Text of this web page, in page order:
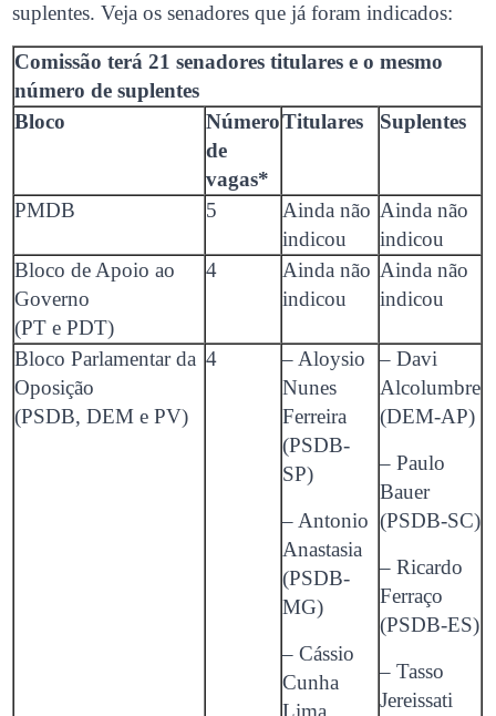
suplentes. Veja os senadores que já foram indicados:
Comissão terá 21 senadores titulares e o mesmo
número de suplentes
Bloco
Número
de
vagas*
Titulares Suplentes
PMDB 5
Ainda não
indicou
Ainda não
indicou
Bloco de Apoio ao
Governo
(PT e PDT)
4
Ainda não
indicou
Ainda não
indicou
Bloco Parlamentar da
Oposição
(PSDB, DEM e PV)
4
– Aloysio
Nunes
Ferreira
(PSDB-
SP)
– Antonio
Anastasia
(PSDB-
MG)
– Cássio
Cunha
– Davi
Alcolumbre
(DEM-AP)
– Paulo
Bauer
(PSDB-SC)
– Ricardo
Ferraço
(PSDB-ES)
– Tasso
Jereissati